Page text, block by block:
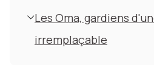
Les Oma, gardiens
irremplaçable